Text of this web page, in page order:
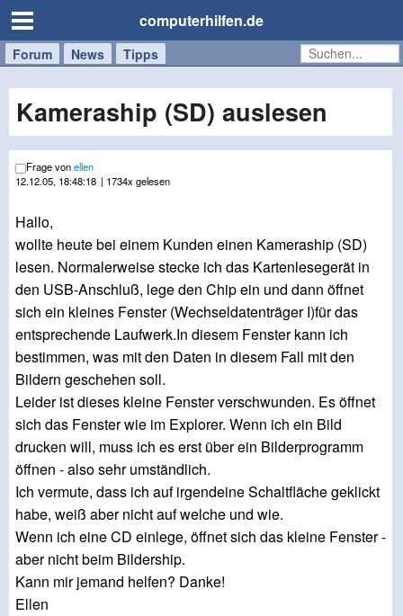
computerhilfen.de
Forum News Tipps
Handy
Tablet
Windows
Mac
Kameraship (SD) auslesen
Frage vonellen
12.12.05, 18:48:18 | 1734x gelesen
Hallo,
wollte heute bei einem Kunden einen Kameraship (SD)
lesen. Normalerweise stecke ich das Kartenlesegerät in
den USB-Anschluß, lege den Chip ein und dann öffnet
sich ein kleines Fenster (Wechseldatenträger I)für das
entsprechende Laufwerk.In diesem Fenster kann ich
bestimmen, was mit den Daten in diesem Fall mit den
Bildern geschehen soll.
Leider ist dieses kleine Fenster verschwunden. Es öffnet
sich das Fenster wie im Explorer. Wenn ich ein Bild
drucken will, muss ich es erst über ein Bilderprogramm
öffnen - also sehr umständlich.
Ich vermute, dass ich auf irgendeine Schaltfläche geklickt
habe, weiß aber nicht auf welche und wie.
Wenn ich eine CD einlege, öffnet sich das kleine Fenster -
aber nicht beim Bildership.
Kann mir jemand helfen? Danke!
Ellen